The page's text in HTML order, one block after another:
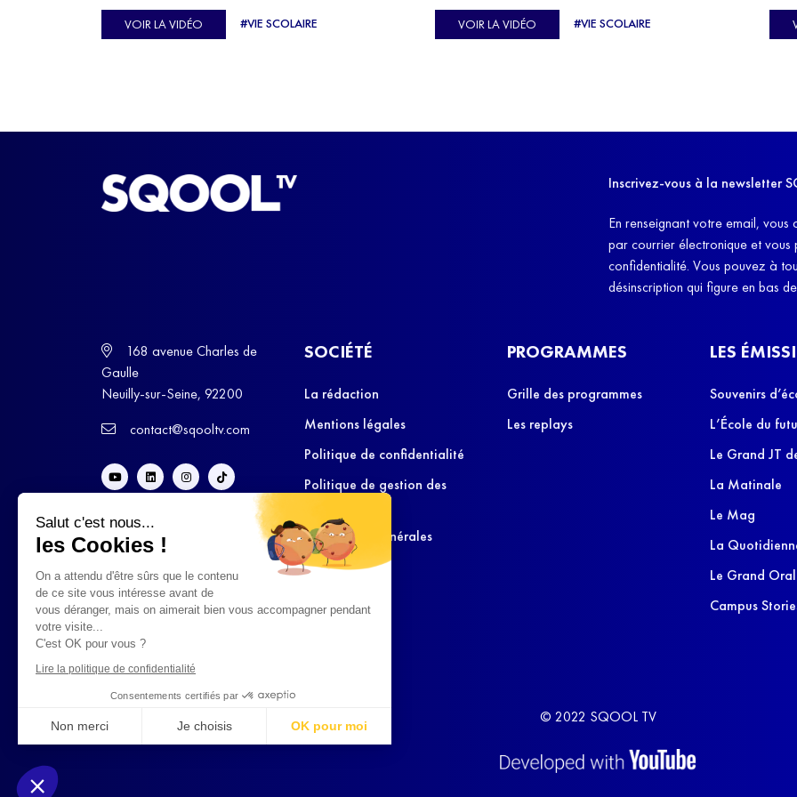
Salut c'est nous...
les Cookies !
On a attendu d'être sûrs que le contenu
de ce site vous intéresse avant de
vous déranger, mais on aimerait bien vous accompagner pendant
votre visite...
C'est OK pour vous ?
Lire la politique de confidentialité
Consentements certifiés par
Non merci Je choisis OK pour moi
Notre plateforme vous permet d'adapter et de gérer vos paramètres de confidentialité, en garantissant la conformité
Ulysse Soriano, vice-champion d'Europe de Horse-
ball, qui a failli abandonner ses études avant de
VOIR LA VIDÉO #VIE SCOLAIRE
C'est l'histoire de nombreux réfugiés, et notamment
celle de Lisa Machukha, que nous vous proposons de
VOIR LA VIDÉO #VIE SCOLAIRE
Inscrivez-vous à la newsletter
En renseignant votre email,
par courrier électronique et
confidentialité. Vous pouvez à
désinscription qui figure en bas
168 avenue Charles de
Gaulle
Neuilly-sur-Seine, 92200
contact@sqooltv.com
SOCIÉTÉ
La rédaction
Mentions légales
Politique de confidentialité
Politique de gestion des
Conditions Générales
d’Utilisation
PROGRAMMES
Grille des programmes
Les replays
LES
Souvenirs
L’École du
Le Grand JT
La Matinale
Le Mag
La
Le Grand Oral
Campus
© 2022 SQOOL TV